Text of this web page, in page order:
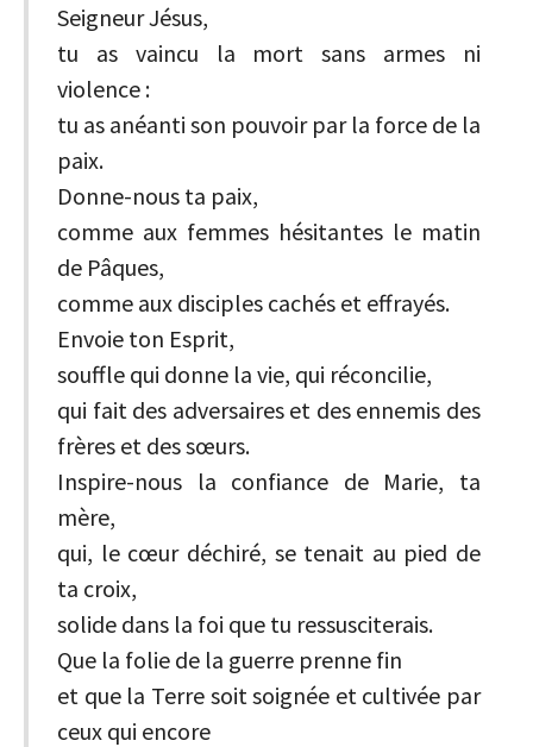
Seigneur Jésus,
tu as vaincu la mort sans armes ni
violence :
tu as anéanti son pouvoir par la force de la
paix.
Donne-nous ta paix,
comme aux femmes hésitantes le matin
de Pâques,
comme aux disciples cachés et effrayés.
Envoie ton Esprit,
souffle qui donne la vie, qui réconcilie,
qui fait des adversaires et des ennemis des
frères et des sœurs.
Inspire-nous la confiance de Marie, ta
mère,
qui, le cœur déchiré, se tenait au pied de
ta croix,
solide dans la foi que tu ressusciterais.
Que la folie de la guerre prenne fin
et que la Terre soit soignée et cultivée par
ceux qui encore